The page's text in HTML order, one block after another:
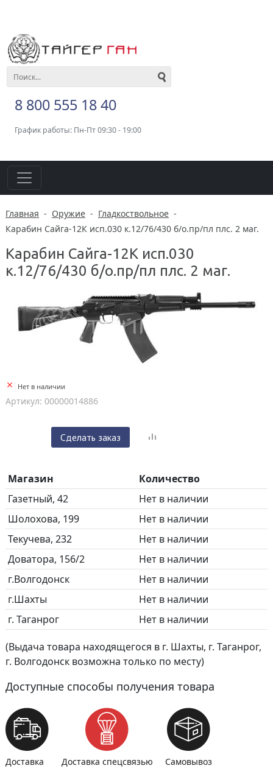
8 800 555 18 40
График работы: Пн-Пт 09:30 - 19:00
Главная - Оружие - Гладкоствольное -
Карабин Сайга-12К исп.030 к.12/76/430 б/о.пр/пл плс. 2 маг.
Карабин Сайга-12К исп.030
к.12/76/430 б/о.пр/пл плс. 2 маг.
Нет в наличии
Артикул: 00000014886
Сделать заказ
Магазин
Количество
Газетный, 42
Нет в наличии
Шолохова, 199
Нет в наличии
Текучева, 232
Нет в наличии
Доватора, 156/2
Нет в наличии
г.Волгодонск
Нет в наличии
г.Шахты
Нет в наличии
г. Таганрог
Нет в наличии
(Выдача товара находящегося в г. Шахты, г. Таганрог,
г. Волгодонск возможна только по месту)
Доступные способы получения товара
Доставка Доставка спецсвязью Самовывоз